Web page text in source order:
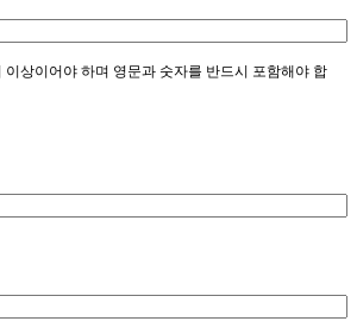
이상이어야 하며 영문과 숫자를 반드시 포함해야 합